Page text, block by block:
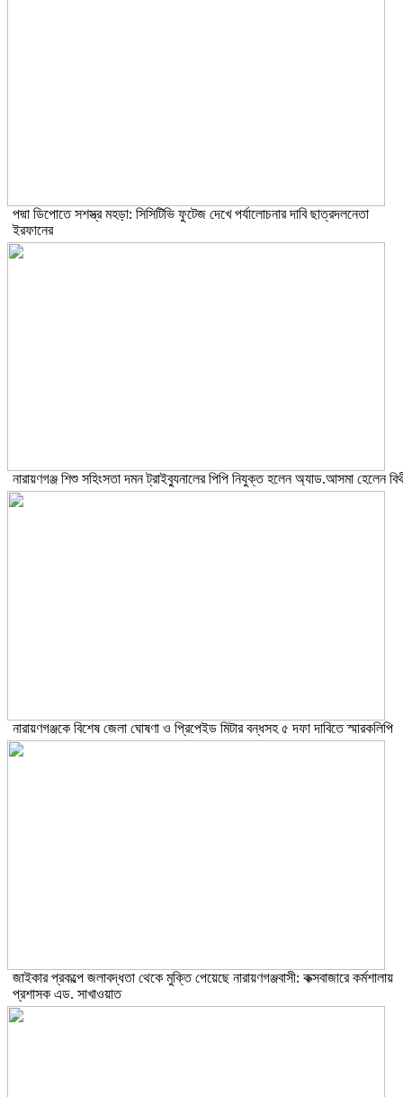
পদ্মা ডিপোতে সশস্ত্র মহড়া: সিসিটিভি ফুটেজ দেখে পর্যালোচনার দাবি ছাত্রদলনেতা
ইরফানের
নারায়ণগঞ্জ শিশু সহিংসতা দমন ট্রাইব্যুনালের পিপি নিযুক্ত হলেন অ্যাড.আসমা হেলেন
নারায়ণগঞ্জকে বিশেষ জেলা ঘোষণা ও প্রিপেইড মিটার বন্ধসহ ৫ দফা দাবিতে স্মারকলিপি
জাইকার প্রকল্পে জলাবদ্ধতা থেকে মুক্তি পেয়েছে নারায়ণগঞ্জবাসী: কক্সবাজারে কর্মশালায়
প্রশাসক এড. সাখাওয়াত